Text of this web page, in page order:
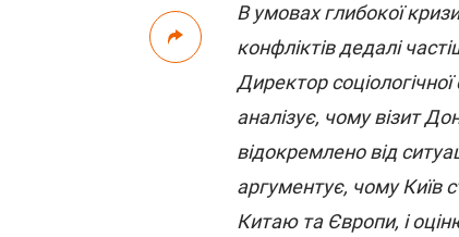
В умовах глибокої
конфліктів дедалі
Директор
аналізує, чому візит
відокремлено від
аргументує, чому Київ
Китаю та Європи, і